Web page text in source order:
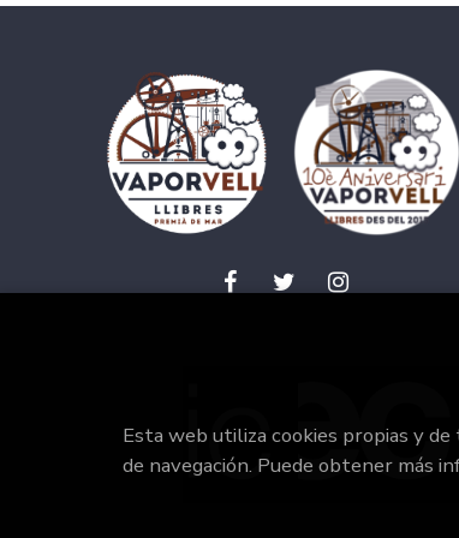
Esta web utiliza cookies propias y
de navegación. Puede obtener más